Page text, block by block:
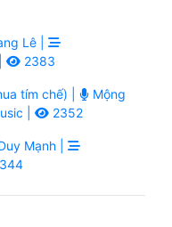
Lê |
2383
tím chế) |
Mộng
| 2352
Mạnh |